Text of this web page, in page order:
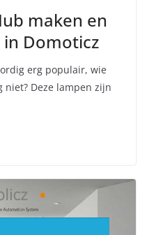
maken en
Domoticz
erg populair, wie
Deze lampen zijn